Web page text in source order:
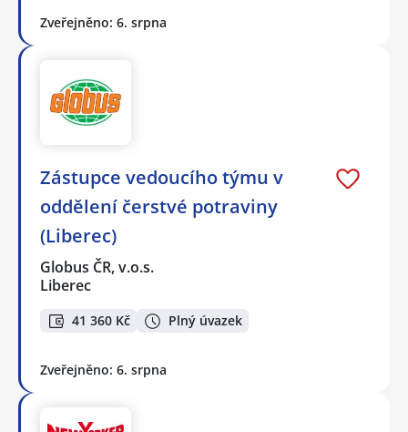
Zveřejněno: 6. srpna
Zástupce vedoucího týmu v
oddělení čerstvé potraviny
(Liberec)
Globus ČR, v.o.s.
Liberec
41 360 Kč Plný úvazek
Zveřejněno: 6. srpna